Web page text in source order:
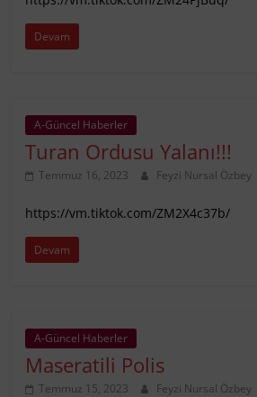
Devam
A-Güncel Haberler
Turan Ordusu Yalanı!!!
Temmuz 16, 2023 Feyzi Nursal Özbey
https://vm.tiktok.com/ZM2X4c37b/
Devam
A-Güncel Haberler
Maseratili Polis
Temmuz 15, 2023 Feyzi Nursal Özbey